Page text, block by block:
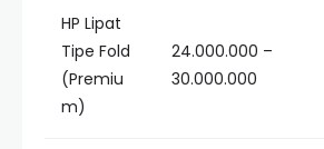
HP Lipat
Tipe Fold
(Premiu
m)
24.000.000 –
30.000.000